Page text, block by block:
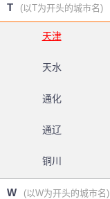
T (以T为开头的城市名)
天津
天水
通化
通辽
铜川
W (以W为开头的城市名)